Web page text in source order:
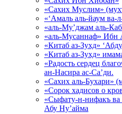
«Сахих Муслим»
«‘Амаль аль-йаум
«аль-Му’джам аль-
«аль-Мусаннаф»
«Китаб аз-Зухд»
«Китаб аз-Зухд»
«Радость сердец
ан-Насира ас-Са’ди.
«Сахих аль-Бухари»
«Сорок хадисов о
«Сыфату-н-нифакъ ва
Абу Ну’айма